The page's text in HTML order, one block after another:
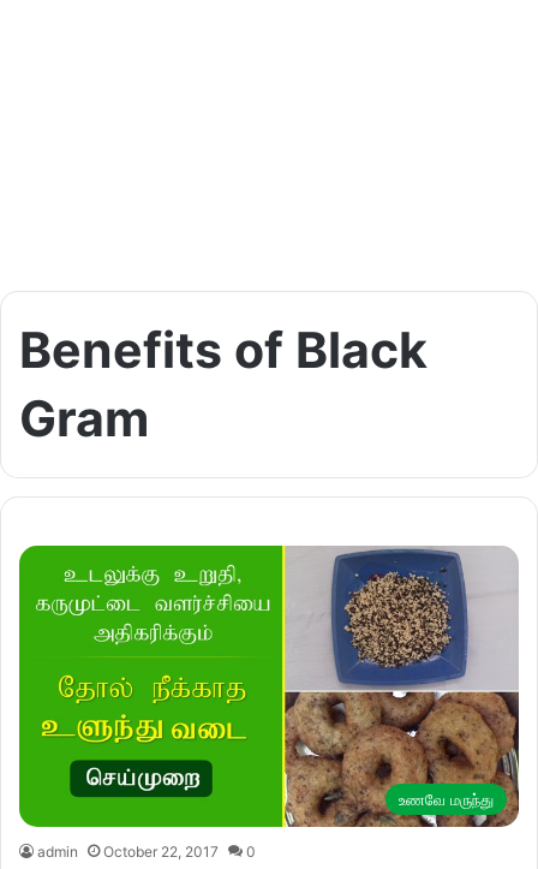
Benefits of Black
Gram
உணவே மருந்து
admin October 22, 2017 0